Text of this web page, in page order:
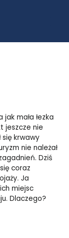
mała łezka
jeszcze nie
się krwawy
nie należał
Dziś
coraz
Ja
miejsc
Dlaczego?